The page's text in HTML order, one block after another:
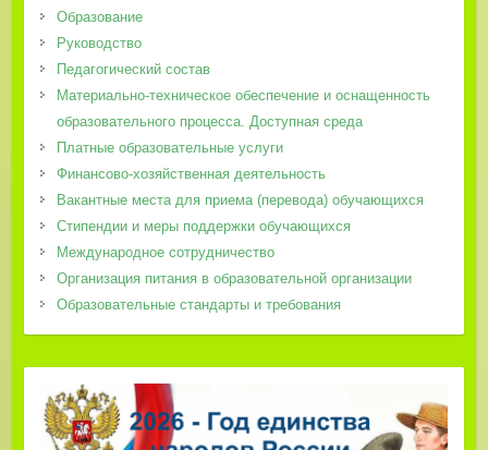
Образование
Руководство
Педагогический состав
Материально-техническое обеспечение и оснащенность
образовательного процесса. Доступная среда
Платные образовательные услуги
Финансово-хозяйственная деятельность
Вакантные места для приема (перевода) обучающихся
Стипендии и меры поддержки обучающихся
Международное сотрудничество
Организация питания в образовательной организации
Образовательные стандарты и требования